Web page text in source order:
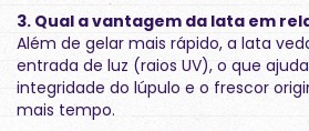
3. Qual a vantagem da lata em
Além de gelar mais rápido, a lata
entrada de luz (raios UV), o que
integridade do lúpulo e o frescor
mais tempo.